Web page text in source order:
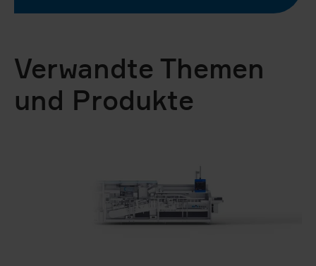
Verwandte Themen
und Produkte